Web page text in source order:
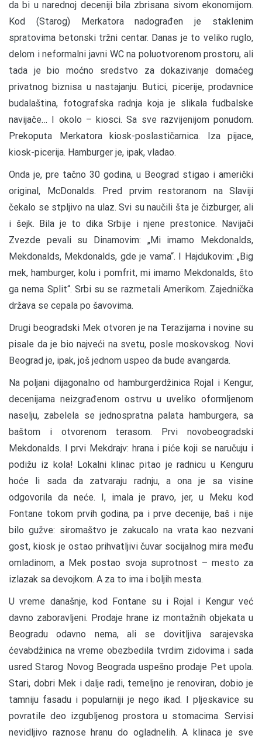
da bi u narednoj deceniji bila zbrisana sivom ekonomijom.
Kod (Starog) Merkatora nadograđen je staklenim
spratovima betonski tržni centar. Danas je to veliko ruglo,
delom i neformalni javni WC na poluotvorenom prostoru, ali
tada je bio moćno sredstvo za dokazivanje domaćeg
privatnog biznisa u nastajanju. Butici, picerije, prodavnice
budalaština, fotografska radnja koja je slikala fudbalske
navijače… I okolo – kiosci. Sa sve razvijenijom ponudom.
Prekoputa Merkatora kiosk-poslastičarnica. Iza pijace,
kiosk-picerija. Hamburger je, ipak, vladao.
Onda je, pre tačno 30 godina, u Beograd stigao i američki
original, McDonalds. Pred prvim restoranom na Slaviji
čekalo se stpljivo na ulaz. Svi su naučili šta je čizburger, ali
i šejk. Bila je to dika Srbije i njene prestonice. Navijači
Zvezde pevali su Dinamovim: „Mi imamo Mekdonalds,
Mekdonalds, Mekdonalds, gde je vama“. I Hajdukovim: „Big
mek, hamburger, kolu i pomfrit, mi imamo Mekdonalds, što
ga nema Split“. Srbi su se razmetali Amerikom. Zajednička
država se cepala po šavovima.
Drugi beogradski Mek otvoren je na Terazijama i novine su
pisale da je bio najveći na svetu, posle moskovskog. Novi
Beograd je, ipak, još jednom uspeo da bude avangarda.
Na poljani dijagonalno od hamburgerdžinica Rojal i Kengur,
decenijama neizgrađenom ostrvu u uveliko oformljenom
naselju, zabelela se jednospratna palata hamburgera, sa
baštom i otvorenom terasom. Prvi novobeogradski
Mekdonalds. I prvi Mekdrajv: hrana i piće koji se naručuju i
podižu iz kola! Lokalni klinac pitao je radnicu u Kenguru
hoće li sada da zatvaraju radnju, a ona je sa visine
odgovorila da neće. I, imala je pravo, jer, u Meku kod
Fontane tokom prvih godina, pa i prve decenije, baš i nije
bilo gužve: siromaštvo je zakucalo na vrata kao nezvani
gost, kiosk je ostao prihvatljivi čuvar socijalnog mira među
omladinom, a Mek postao svoja suprotnost – mesto za
izlazak sa devojkom. A za to ima i boljih mesta.
U vreme današnje, kod Fontane su i Rojal i Kengur već
davno zaboravljeni. Prodaje hrane iz montažnih objekata u
Beogradu odavno nema, ali se dovitljiva sarajevska
ćevabdžinica na vreme obezbedila tvrdim zidovima i sada
usred Starog Novog Beograda uspešno prodaje Pet upola.
Stari, dobri Mek i dalje radi, temeljno je renoviran, dobio je
tamniju fasadu i popularniji je nego ikad. I pljeskavice su
povratile deo izgubljenog prostora u stomacima. Servisi
nevidljivo raznose hranu do ogladnelih. A klinaca je sve